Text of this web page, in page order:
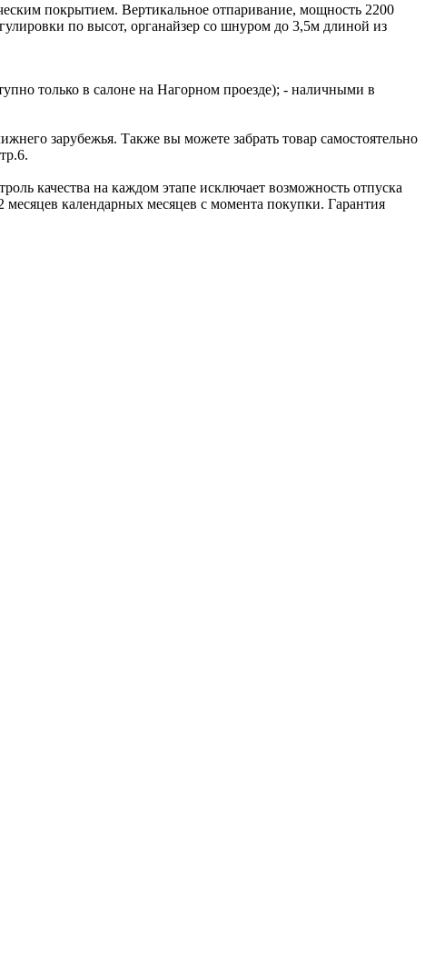
покрытием. Вертикальное отпаривание, мощность 2200
по высот, органайзер со шнуром до 3,5м длиной из
только в салоне на Нагорном проезде); - наличными в
зарубежья. Также вы можете забрать товар самостоятельно
качества на каждом этапе исключает возможность отпуска
календарных месяцев с момента покупки. Гарантия